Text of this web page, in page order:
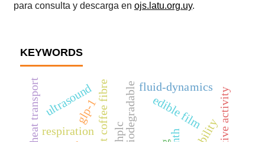
para consulta y descarga en ojs.latu.org.uy.
KEYWORDS
glp-1 edible film
biodegradable
respiration
fluid-dynamics
heat transportultrasound
hplc